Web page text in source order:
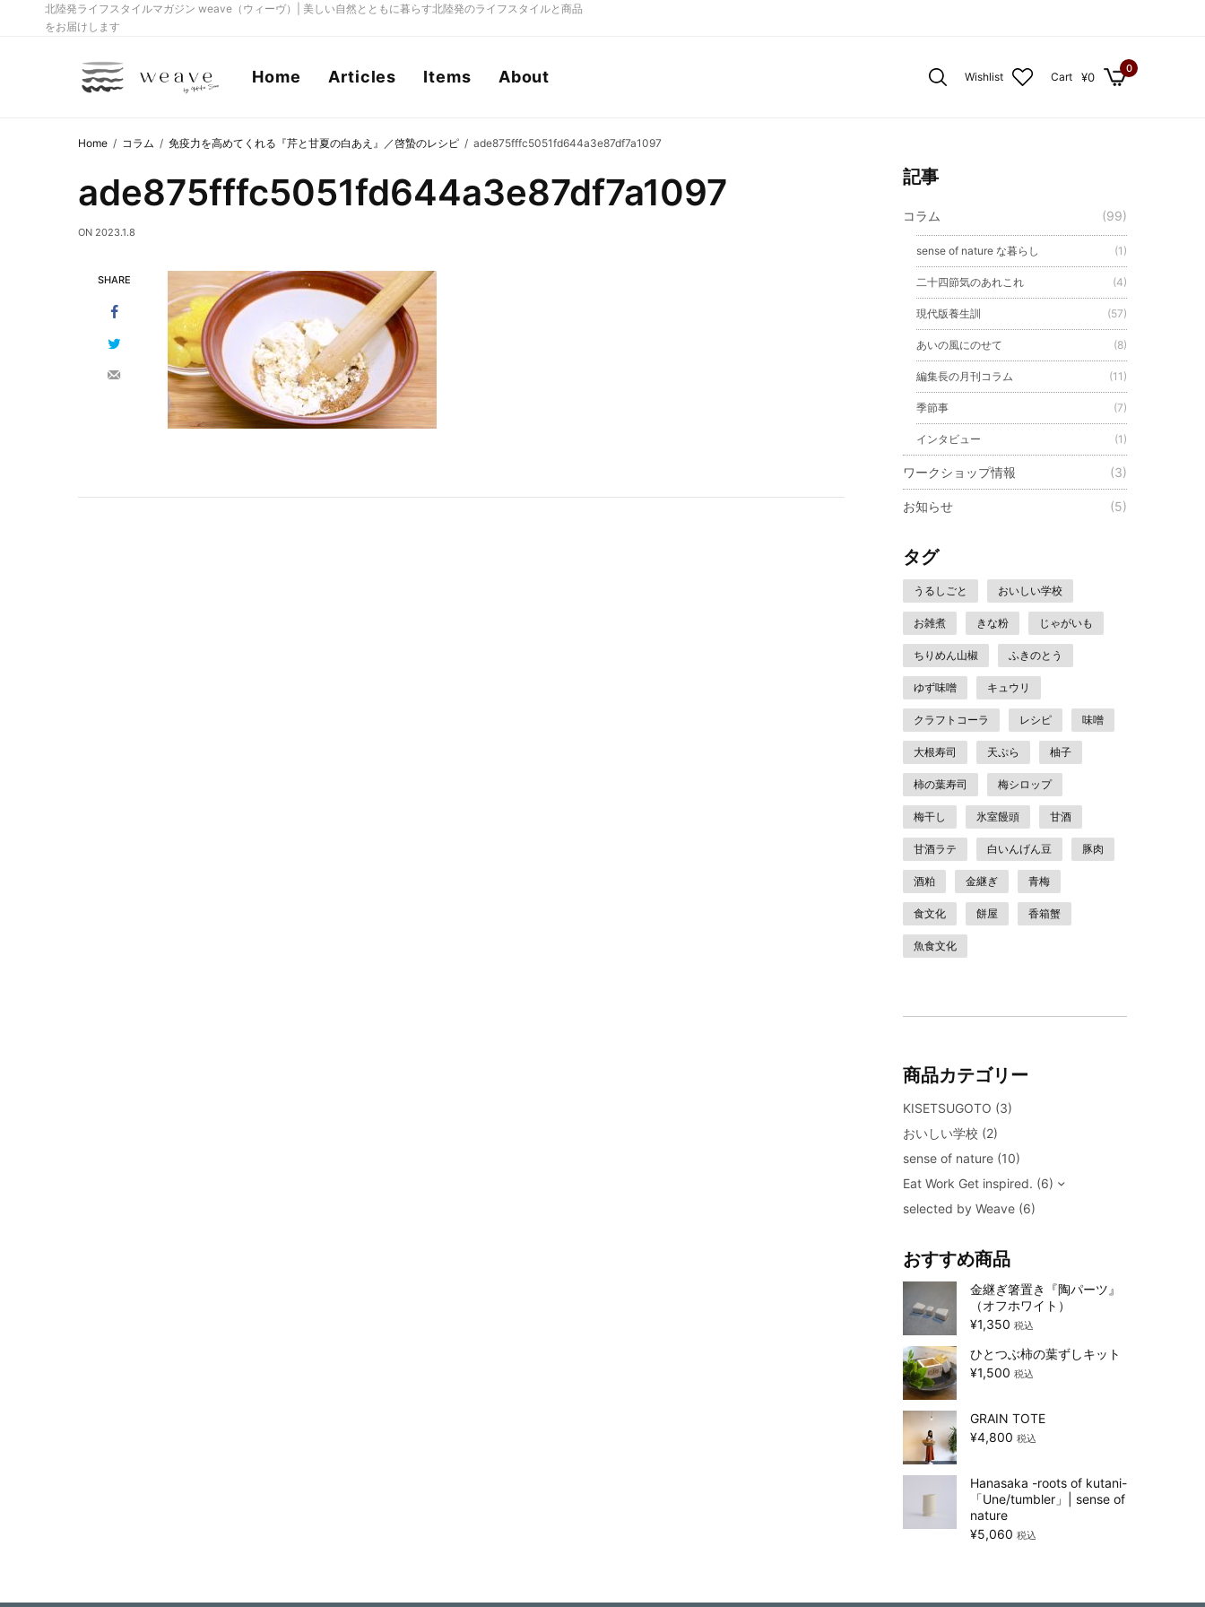
北陸発ライフスタイルマガジン weave（ウィーヴ）| 美しい自然とともに暮らす北陸発のライフスタイルと商品
をお届けします
Home Articles Items About Wishlist Cart ¥0
0
Home コラム 免疫力を高めてくれる『芹と甘夏の白あえ』／啓蟄のレシピ ade875fffc5051fd644a3e87df7a1097
ade875fffc5051fd644a3e87df7a1097
ON 2023.1.8
SHARE
記事
コラム (99)
sense of nature な暮らし (1)
二十四節気のあれこれ (4)
現代版養生訓 (57)
あいの風にのせて (8)
編集長の月刊コラム (11)
季節事 (7)
インタビュー (1)
ワークショップ情報 (3)
お知らせ (5)
タグ
うるしごと おいしい学校
お雑煮 きな粉 じゃがいも
ちりめん山椒 ふきのとう
ゆず味噌 キュウリ
クラフトコーラ レシピ 味噌
大根寿司 天ぷら 柚子
柿の葉寿司 梅シロップ
梅干し 氷室饅頭 甘酒
甘酒ラテ 白いんげん豆 豚肉
酒粕 金継ぎ 青梅
食文化 餅屋 香箱蟹
魚食文化
商品カテゴリー
KISETSUGOTO (3)
おいしい学校 (2)
sense of nature (10)
Eat Work Get inspired. (6)
selected by Weave (6)
おすすめ商品
金継ぎ箸置き『陶パーツ』
（オフホワイト）
¥1,350 税込
ひとつぶ柿の葉ずしキット
¥1,500 税込
GRAIN TOTE
¥4,800 税込
Hanasaka -roots of kutani-
「Une/tumbler」| sense of
nature
¥5,060 税込